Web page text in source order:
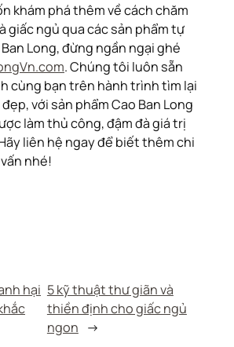
khám phá thêm về cách chăm
giấc ngủ qua các sản phẩm tự
Long, đừng ngần ngại ghé
. Chúng tôi luôn sẵn
cùng bạn trên hành trình tìm lại
với sản phẩm Cao Ban Long
làm thủ công, đậm đà giá trị
liên hệ ngay để biết thêm chi
nhé!
hại 5 kỹ thuật thư giãn và
thiền định cho giấc ngủ
ngon →